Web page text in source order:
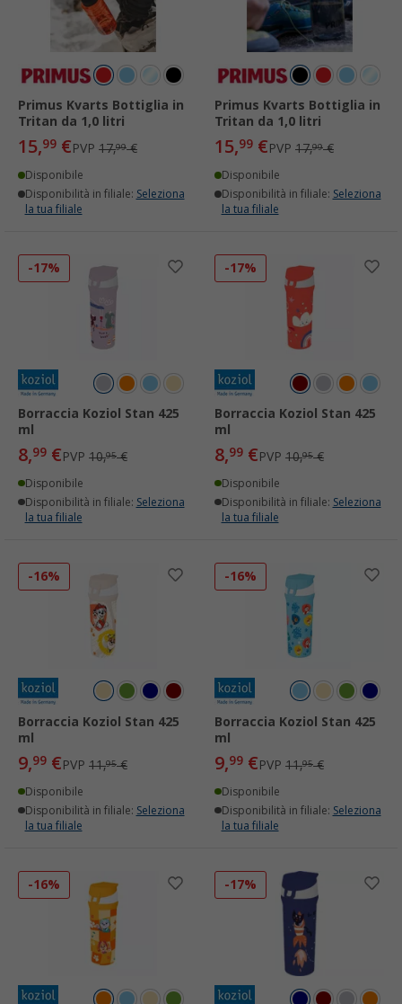
Primus Kvarts Bottiglia in
Tritan da 1,0 litri
15,99 €PVP 17,99€
Disponibile
Disponibilità in filiale: Seleziona
la tua filiale
Primus Kvarts Bottiglia in
Tritan da 1,0 litri
15,99 €PVP 17,99€
Disponibile
Disponibilità in filiale: Seleziona
la tua filiale
-17%
Borraccia Koziol Stan 425
ml
8,99 €PVP 10,95€
Disponibile
Disponibilità in filiale: Seleziona
la tua filiale
-17%
Borraccia Koziol Stan 425
ml
8,99 €PVP 10,95€
Disponibile
Disponibilità in filiale: Seleziona
la tua filiale
-16%
Borraccia Koziol Stan 425
ml
9,99 €PVP 11,95€
Disponibile
Disponibilità in filiale: Seleziona
la tua filiale
-16%
Borraccia Koziol Stan 425
ml
9,99 €PVP 11,95€
Disponibile
Disponibilità in filiale: Seleziona
la tua filiale
-16% -17%